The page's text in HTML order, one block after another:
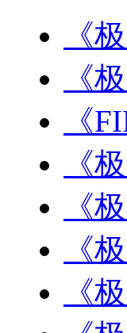
《
《
《
《
《
《
《